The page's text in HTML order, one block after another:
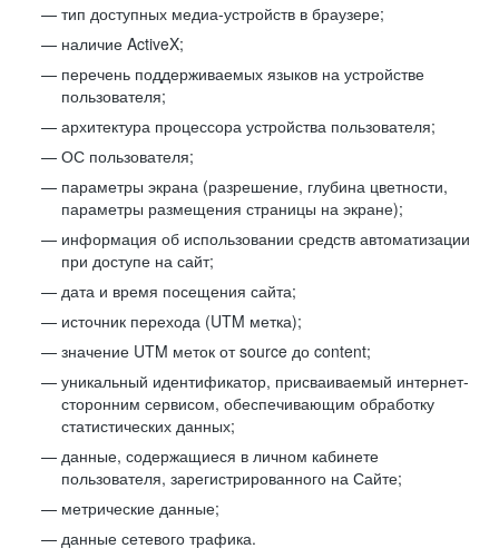
тип доступных медиа-устройств в браузере;
наличие ActiveX;
перечень поддерживаемых языков на устройстве
пользователя;
архитектура процессора устройства пользователя;
ОС пользователя;
параметры экрана (разрешение, глубина цветности,
параметры размещения страницы на экране);
информация об использовании средств автоматизации
при доступе на сайт;
дата и время посещения сайта;
источник перехода (UTM метка);
значение UTM меток от source до content;
уникальный идентификатор, присваиваемый интернет-
сторонним сервисом, обеспечивающим обработку
статистических данных;
данные, содержащиеся в личном кабинете
пользователя, зарегистрированного на Сайте;
метрические данные;
данные сетевого трафика.